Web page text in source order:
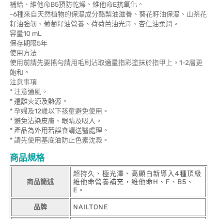
補給、維他命B5預防乾燥、維他命E抗氧化。
-6種來自天然植物的保濕成分酪梨油滋養、葵花籽油保濕、山茶花
籽油強韌、葡萄籽油營養、荷荷芭油光澤、杏仁油柔潤。
容量10 mL
保存期限5年
使用方法
使用前請先要搖勻請用毛刷沾取適量指彩塗抹於指甲上。1-2層更
飽和。
注意事項
* 注意通風。
* 遠離火源及熱源。
* 孕婦及12歲以下孩童避免使用。
* 避免沾染皮膚、眼睛及吸入。
* 產品為外用若誤食請送醫處理。
* 請先使用基底油防止色素沈澱。
商品規格
商品簡述
超持久、極光澤、高顯白新導入4種頂級
維他命營養補充，維他命H、F、B5、
E。
品牌 NAILTONE